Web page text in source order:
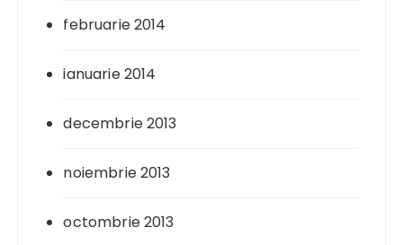
februarie 2014
ianuarie 2014
decembrie 2013
noiembrie 2013
octombrie 2013